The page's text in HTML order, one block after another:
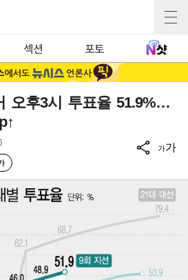
섹션 포토
오후3시 투표율 51.9%…
가가